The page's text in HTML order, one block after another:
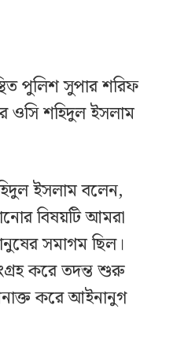
পুলিশ সুপার শরিফ
ওসি শহিদুল ইসলাম
ইসলাম বলেন,
বিষয়টি আমরা
সমাগম ছিল।
করে তদন্ত শুরু
করে আইনানুগ